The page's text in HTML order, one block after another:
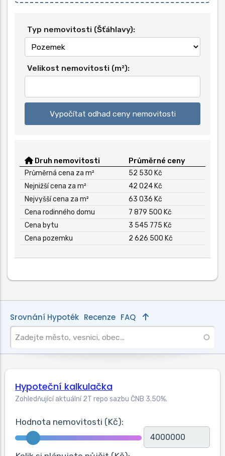
Typ nemovitosti (Šťáhlavy):
Velikost nemovitosti (m²):
Vypočítat odhad ceny nemovitosti
Druh nemovitosti Průměrné ceny
Průměrná cena za m²
52 530 Kč
Nejnižší cena za m²
42 024 Kč
Nejvyšší cena za m²
63 036 Kč
Cena rodinného domu
7 879 500 Kč
Cena bytu
3 545 775 Kč
Cena pozemku
2 626 500 Kč
Srovnání Hypoték Recenze FAQ
Hypoteční kalkulačka
Zohledňující aktuální 2T repo sazbu ČNB 3.50%.
Hodnota nemovitosti (Kč):